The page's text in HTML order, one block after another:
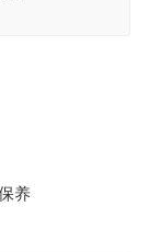
养